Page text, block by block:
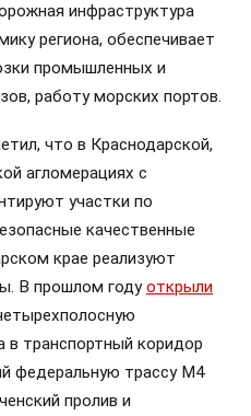
инфраструктура
региона, обеспечивает
промышленных и
работу морских портов.
что в Краснодарской,
агломерациях с
участки по
качественные
крае реализуют
В прошлом годуоткрыли
в транспортный коридор
федеральную трассу М4
пролив и